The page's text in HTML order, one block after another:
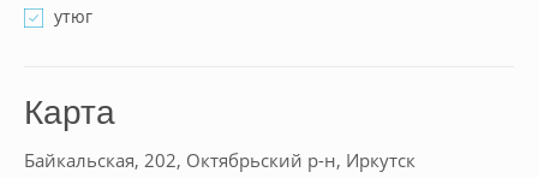
утюг
Карта
Байкальская, 202, Октябрьский р-н, Иркутск